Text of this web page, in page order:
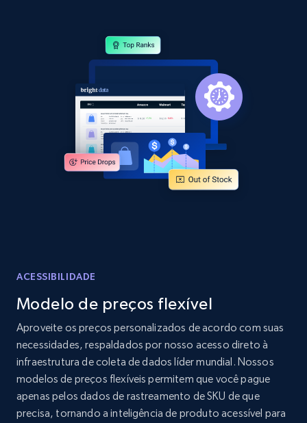
Comece agora
Amazon products global dataset
Title, Seller name, Brand, Description, Initial
price, Currency, Availability, Reviews count, and
Amazon products global dataset - Collects
products by specific category URL
Title, Seller name, Brand, Description, Initial
price, Currency, Availability, Reviews count, and
more.
2.1K+ 375+ Comece agora
ACESSIBILIDADE
Modelo de preços flexível
Aproveite os preços personalizados de acordo com suas
necessidades, respaldados por nosso acesso direto à
infraestrutura de coleta de dados líder mundial. Nossos
modelos de preços flexíveis permitem que você pague
apenas pelos dados de rastreamento de SKU de que
precisa, tornando a inteligência de produto acessível para